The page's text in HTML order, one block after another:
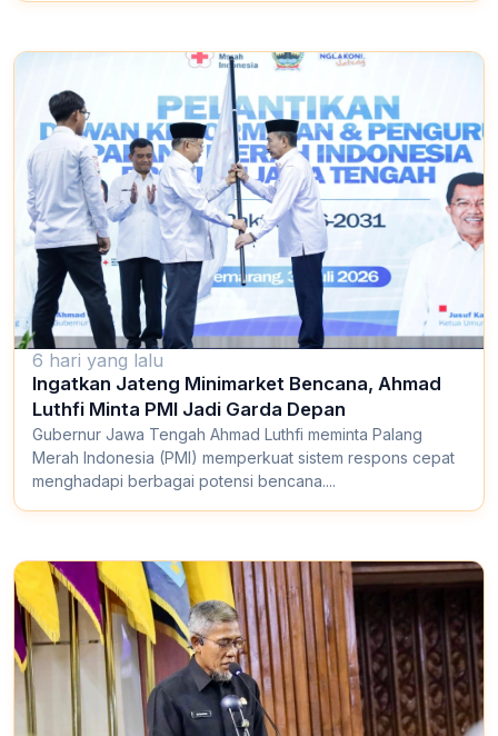
6 hari yang lalu
Ingatkan Jateng Minimarket Bencana, Ahmad
Luthfi Minta PMI Jadi Garda Depan
Gubernur Jawa Tengah Ahmad Luthfi meminta Palang
Merah Indonesia (PMI) memperkuat sistem respons cepat
menghadapi berbagai potensi bencana....